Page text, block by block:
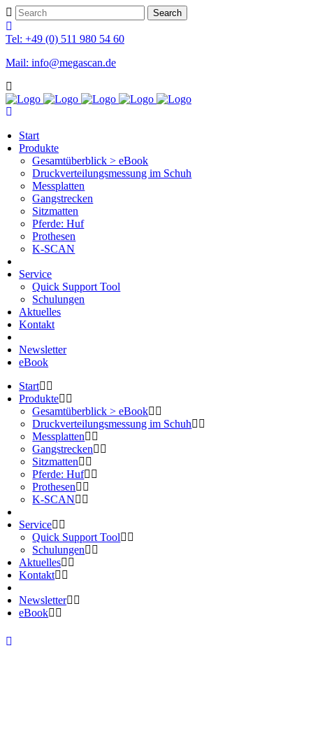
Tel: +49 (0) 511 980 54 60
Mail: info@megascan.de
Start
Produkte
Gesamtüberblick > eBook
Druckverteilungsmessung im Schuh
Messplatten
Gangstrecken
Sitzmatten
Pferde: Huf
Prothesen
K-SCAN
Service
Quick Support Tool
Schulungen
Aktuelles
Kontakt
Newsletter
eBook
Start
Produkte
Gesamtüberblick > eBook
Druckverteilungsmessung im Schuh
Messplatten
Gangstrecken
Sitzmatten
Pferde: Huf
Prothesen
K-SCAN
Service
Quick Support Tool
Schulungen
Aktuelles
Kontakt
Newsletter
eBook